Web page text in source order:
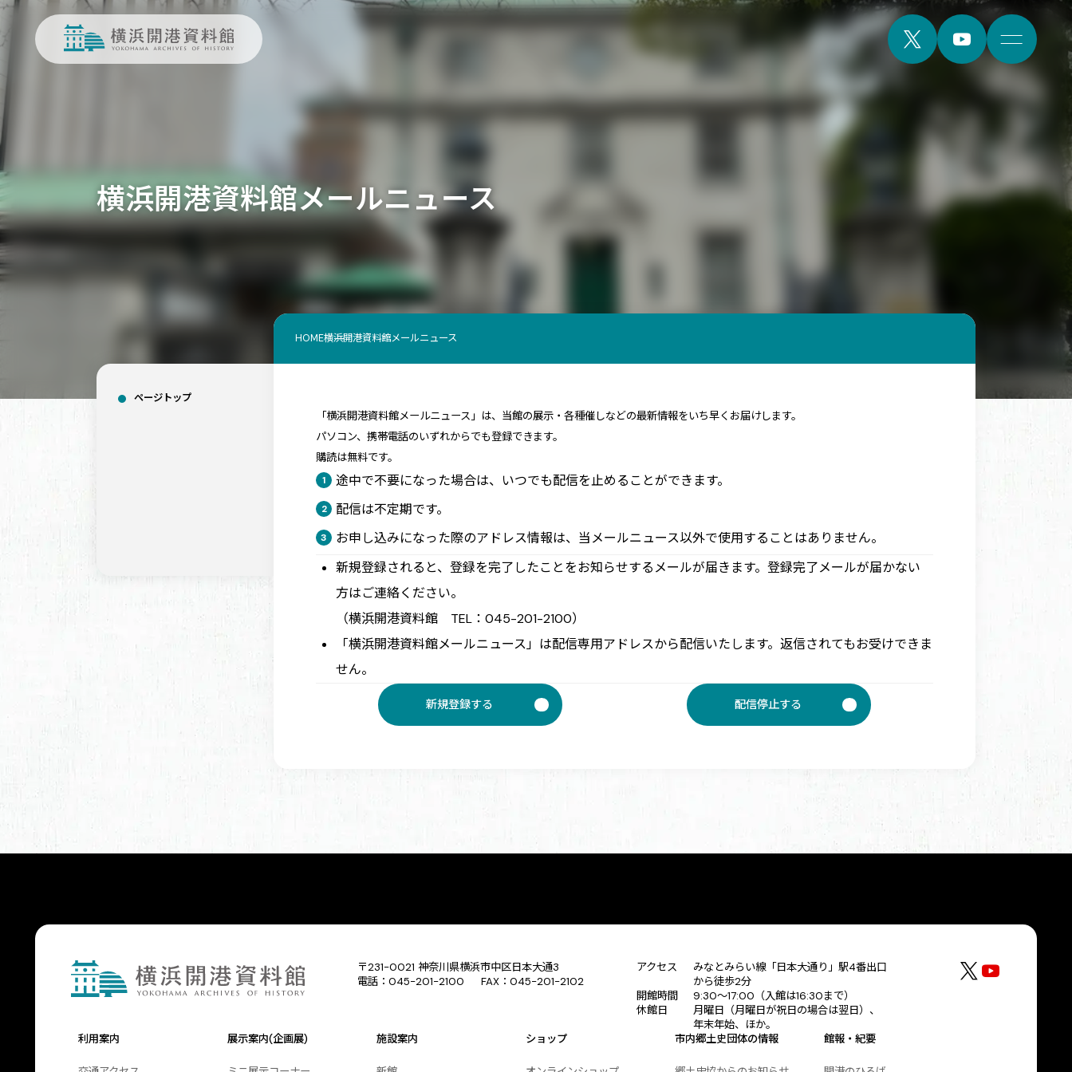
横浜開港資料館メールニュース
HOME横浜開港資料館メールニュース
「横浜開港資料館メールニュース」は、当館の展示・各種催しなどの最新情報をいち早くお届けします。
パソコン、携帯電話のいずれからでも登録できます。
購読は無料です。
途中で不要になった場合は、いつでも配信を止めることができます。
配信は不定期です。
お申し込みになった際のアドレス情報は、当メールニュース以外で使用することはありません。
新規登録されると、登録を完了したことをお知らせするメールが届きます。登録完了メールが届かない
方はご連絡ください。
（横浜開港資料館 TEL：045-201-2100）
「横浜開港資料館メールニュース」は配信専用アドレスから配信いたします。返信されてもお受けできま
せん。
新規登録する 配信停止する
ページトップ
〒231-0021 神奈川県横浜市中区日本大通3
電話：045-201-2100 FAX：045-201-2102
アクセス
みなとみらい線「日本大通り」駅4番出口
から徒歩2分
開館時間
9:30〜17:00（入館は16:30まで）
休館日
月曜日（月曜日が祝日の場合は翌日）、
年末年始、ほか。
利用案内
展示案内(企画展) 施設案内 ショップ 市内郷土史団体の情報 館報・紀要